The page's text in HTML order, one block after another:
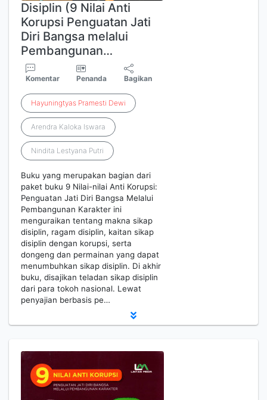
Disiplin (9 Nilai Anti
Korupsi Penguatan Jati
Diri Bangsa melalui
Pembangunan…
Komentar Penanda Bagikan
Hayuningtyas Pramesti Dewi
Arendra Kaloka Iswara
Nindita Lestyana Putri
Buku yang merupakan bagian dari
paket buku 9 Nilai-nilai Anti Korupsi:
Penguatan Jati Diri Bangsa Melalui
Pembangunan Karakter ini
menguraikan tentang makna sikap
disiplin, ragam disiplin, kaitan sikap
disiplin dengan korupsi, serta
dongeng dan permainan yang dapat
menumbuhkan sikap disiplin. Di akhir
buku, disajikan teladan sikap disiplin
dari para tokoh nasional. Lewat
penyajian berbasis pe…